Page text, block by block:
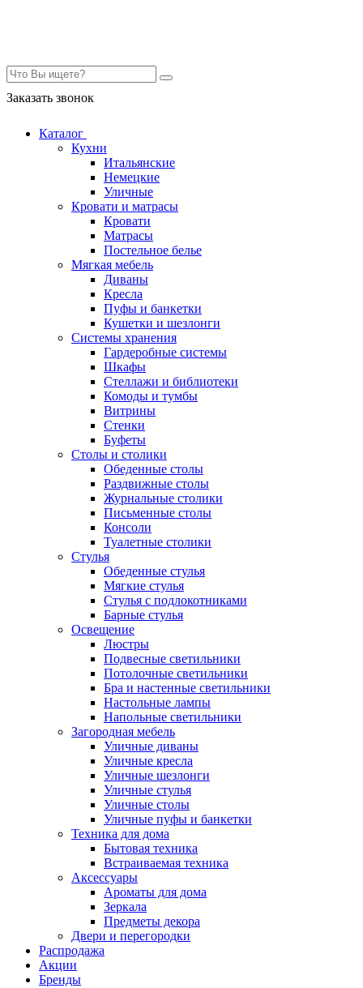
Заказать звонок
Каталог
Кухни
Итальянские
Немецкие
Уличные
Кровати и матрасы
Кровати
Матрасы
Постельное белье
Мягкая мебель
Диваны
Кресла
Пуфы и банкетки
Кушетки и шезлонги
Системы хранения
Гардеробные системы
Шкафы
Стеллажи и библиотеки
Комоды и тумбы
Витрины
Стенки
Буфеты
Столы и столики
Обеденные столы
Раздвижные столы
Журнальные столики
Письменные столы
Консоли
Туалетные столики
Стулья
Обеденные стулья
Мягкие стулья
Стулья с подлокотниками
Барные стулья
Освещение
Люстры
Подвесные светильники
Потолочные светильники
Бра и настенные светильники
Настольные лампы
Напольные светильники
Загородная мебель
Уличные диваны
Уличные кресла
Уличные шезлонги
Уличные стулья
Уличные столы
Уличные пуфы и банкетки
Техника для дома
Бытовая техника
Встраиваемая техника
Аксессуары
Ароматы для дома
Зеркала
Предметы декора
Двери и перегородки
Распродажа
Акции
Бренды